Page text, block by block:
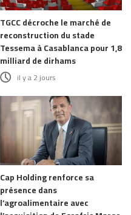
TGCC décroche le marché de
reconstruction du stade
Tessema à Casablanca pour 1,8
milliard de dirhams
il y a 2 jours
Cap Holding renforce sa
présence dans
l’agroalimentaire avec